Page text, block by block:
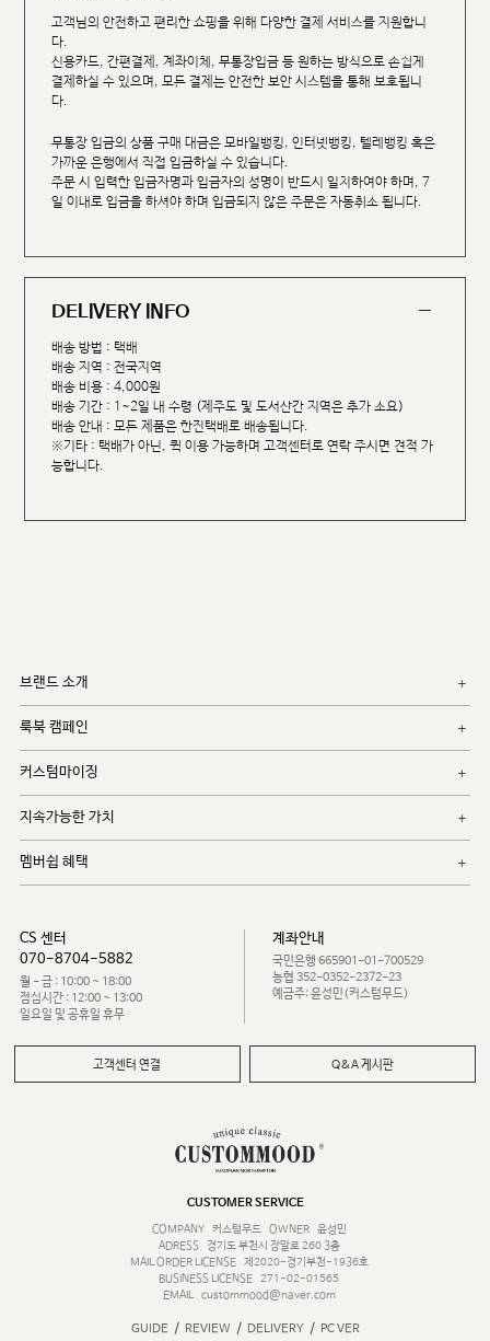
고객님의 안전하고 편리한 쇼핑을 위해 다양한 결제 서비스를 지원합니
다.
신용카드, 간편결제, 계좌이체, 무통장입금 등 원하는 방식으로 손쉽게
결제하실 수 있으며, 모든 결제는 안전한 보안 시스템을 통해 보호됩니
다.
무통장 입금의 상품 구매 대금은 모바일뱅킹, 인터넷뱅킹, 텔레뱅킹 혹은
가까운 은행에서 직접 입금하실 수 있습니다.
주문 시 입력한 입금자명과 입금자의 성명이 반드시 일치하여야 하며, 7
일 이내로 입금을 하셔야 하며 입금되지 않은 주문은 자동취소 됩니다.
DELIVERY INFO
배송 방법 : 택배
배송 지역 : 전국지역
배송 비용 : 4,000원
배송 기간 : 1~2일 내 수령 (제주도 및 도서산간 지역은 추가 소요)
배송 안내 : 모든 제품은 한진택배로 배송됩니다.
※기타 : 택배가 아닌, 퀵 이용 가능하며 고객센터로 연락 주시면 견적 가
능합니다.
브랜드 소개
룩북 캠페인
커스텀마이징
지속가능한 가치
멤버쉽 혜택
CS 센터
070-8704-5882
월 - 금 : 10:00 ~ 18:00
점심시간 : 12:00 ~ 13:00
일요일 및 공휴일 휴무
계좌안내
국민은행 665901-01-700529
농협 352-0352-2372-23
예금주: 윤성민(커스텀무드)
고객센터 연결 Q&A 게시판
CUSTOMER SERVICE
COMPANY
커스텀무드 OWNER
윤성민
ADRESS
경기도 부천시 장말로 260 3층
MAIL ORDER LICENSE
제2020-경기부천-1936호
BUSINESS LICENSE 271-02-01565
EMAIL
custommood@naver.com
GUIDE / REVIEW / DELIVERY / PC VER